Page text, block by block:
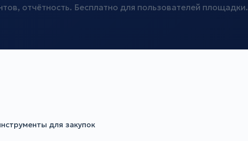
отчётность. Бесплатно для пользователей площадки.
для закупок